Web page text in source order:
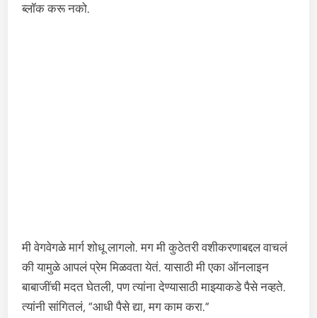
ब्लॉक करू नको.
मी वेगवेगळे मार्ग शोधू लागलो. मग मी कुठेतरी वशीकरणाबद्दल वाचलं
की यामुळे आपलं प्रेम मिळवता येतं. यासाठी मी एका ऑनलाइन
बाबाजींची मदत घेतली, पण त्यांना देण्यासाठी माझ्याकडे पैसे नव्हते.
त्यांनी सांगितलं, “आधी पैसे द्या, मग काम करा.”